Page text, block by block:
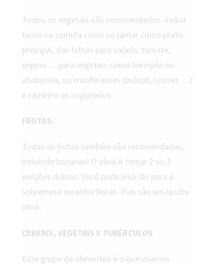
Todos os vegetais são recomendados. Inclua
tanto na comida como no jantar como prato
principal, das folhas para salada, tomate,
pepino … para vegetais como berinjela ou
abobrinha, ou cruciferantes (brócoli, couves …)
e também os cogumelos.
FRUTAS:
Todas as frutas também são recomendadas,
incluindo bananas! O ideal é tomar 2 ou 3
porções diárias. Você pode levá-las para a
sobremesa ou entre horas. Elas são um lanche
ideal.
CEREAIS, VEGETAIS E TUBÉRCULOS
Este grupo de alimentos é o que usamos